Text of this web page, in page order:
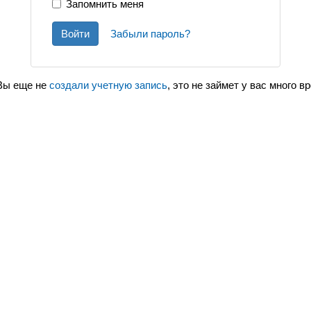
Запомнить меня
Войти Забыли пароль?
еще не создали учетную запись, это не займет у вас много